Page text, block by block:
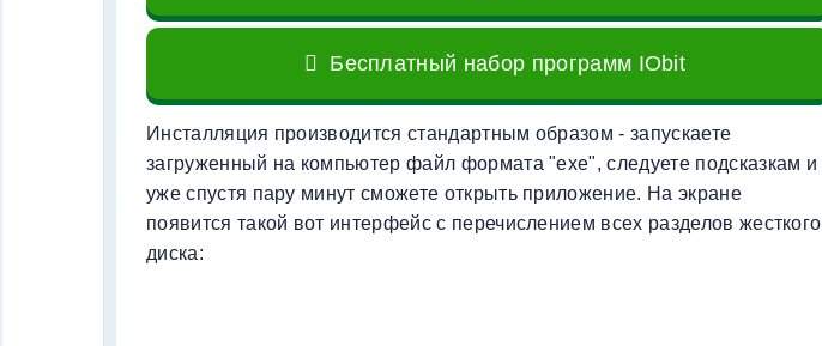
Бесплатный набор программ IObit
Инсталляция производится стандартным образом - запускаете
загруженный на компьютер файл формата "exe", следуете подсказкам и
уже спустя пару минут сможете открыть приложение. На экране
появится такой вот интерфейс с перечислением всех разделов жесткого
диска: